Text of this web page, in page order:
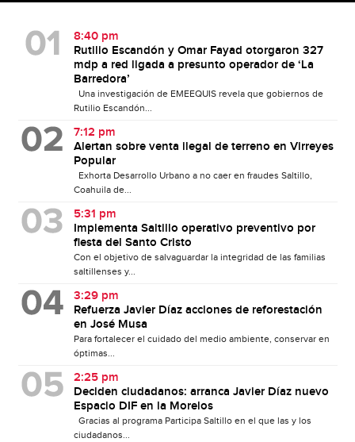
8:40 pm
Rutilio Escandón y Omar Fayad otorgaron 327
mdp a red ligada a presunto operador de ‘La
Barredora’
Una investigación de EMEEQUIS revela que gobiernos de
Rutilio Escandón...
7:12 pm
Alertan sobre venta ilegal de terreno en Virreyes
Popular
Exhorta Desarrollo Urbano a no caer en fraudes Saltillo,
Coahuila de...
5:31 pm
Implementa Saltillo operativo preventivo por
fiesta del Santo Cristo
Con el objetivo de salvaguardar la integridad de las familias
saltillenses y...
3:29 pm
Refuerza Javier Díaz acciones de reforestación
en José Musa
Para fortalecer el cuidado del medio ambiente, conservar en
óptimas...
2:25 pm
Deciden ciudadanos: arranca Javier Díaz nuevo
Espacio DIF en la Morelos
Gracias al programa Participa Saltillo en el que las y los
ciudadanos...